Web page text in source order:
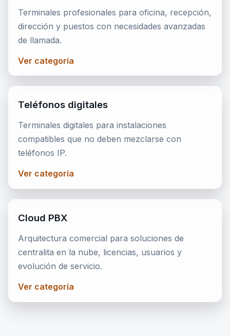
Terminales profesionales para oficina, recepción,
dirección y puestos con necesidades avanzadas
de llamada.
Ver categoría
Teléfonos digitales
Terminales digitales para instalaciones
compatibles que no deben mezclarse con
teléfonos IP.
Ver categoría
Cloud PBX
Arquitectura comercial para soluciones de
centralita en la nube, licencias, usuarios y
evolución de servicio.
Ver categoría